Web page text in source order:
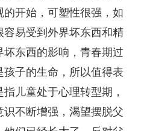
开始，可塑性很强，如
易受到外界坏东西和精
东西的影响，青春期过
子的生命，所以值得表
儿童处于心理转型期，
不断增强，渴望摆脱父